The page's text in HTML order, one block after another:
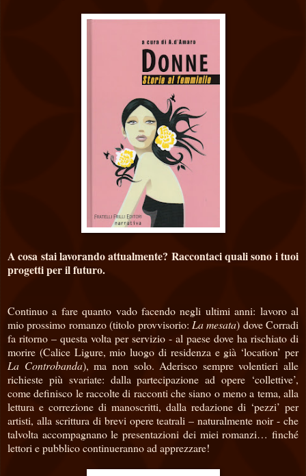
A cosa stai lavorando attualmente? Raccontaci quali sono i tuoi
progetti per il futuro.
Continuo a fare quanto vado facendo negli ultimi anni: lavoro al
mio prossimo romanzo (titolo provvisorio: La mesata) dove Corradi
fa ritorno – questa volta per servizio - al paese dove ha rischiato di
morire (Calice Ligure, mio luogo di residenza e già ‘location’ per
La Controbanda), ma non solo. Aderisco sempre volentieri alle
richieste più svariate: dalla partecipazione ad opere ‘collettive’,
come definisco le raccolte di racconti che siano o meno a tema, alla
lettura e correzione di manoscritti, dalla redazione di ‘pezzi’ per
artisti, alla scrittura di brevi opere teatrali – naturalmente noir - che
talvolta accompagnano le presentazioni dei miei romanzi… finché
lettori e pubblico continueranno ad apprezzare!